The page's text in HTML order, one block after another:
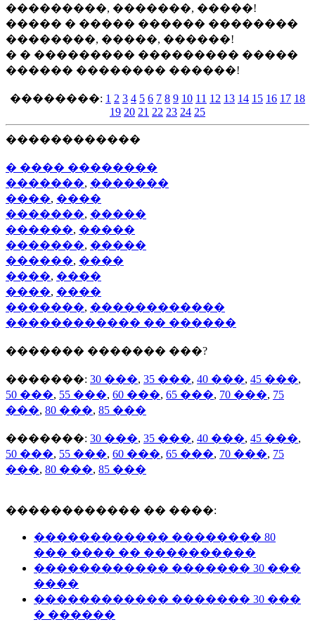
���������, �������, �����!
����� � ����� ������ ��������
��������, �����, ������!
� � ��������� ��������� �����
������ �������� ������!
��������: 1 2 3 4 5 6 7 8 9 10 11 12 13 14 15 16 17 18
19 20 21 22 23 24 25
������������
� ���� ��������
�������, �������
����, ����
�������, �����
������, �����
�������, �����
������, ����
����, ����
����, ����
�������, ������������
������������ �� ������
������� ������� ���?
�������: 30 ���, 35 ���, 40 ���, 45 ���,
50 ���, 55 ���, 60 ���, 65 ���, 70 ���, 75
���, 80 ���, 85 ���
�������: 30 ���, 35 ���, 40 ���, 45 ���,
50 ���, 55 ���, 60 ���, 65 ���, 70 ���, 75
���, 80 ���, 85 ���
������������ �� ����:
������������ �������� 80
��� ���� �� ����������
������������ ������� 30 ���
����
������������ ������� 30 ���
� ������